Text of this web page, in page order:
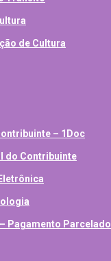
de Cultura
– 1Doc
do Contribuinte
Pagamento Parcelado